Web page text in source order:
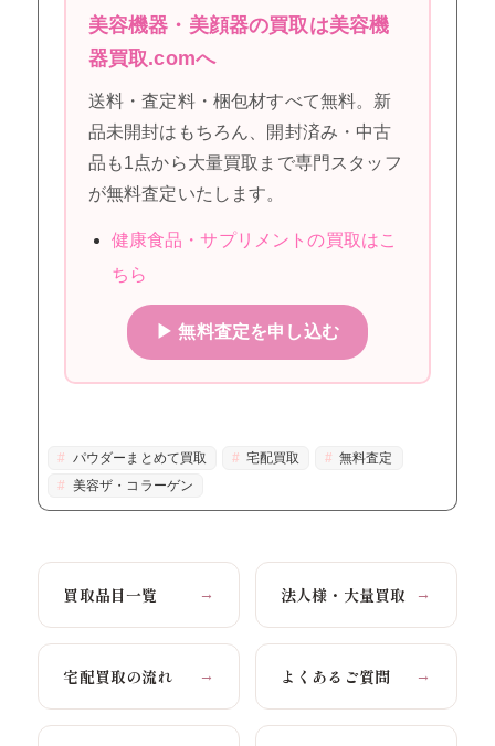
美容機器・美顔器の買取は美容機
器買取.comへ
送料・査定料・梱包材すべて無料。新
品未開封はもちろん、開封済み・中古
品も1点から大量買取まで専門スタッフ
が無料査定いたします。
健康食品・サプリメントの買取はこ
ちら
▶ 無料査定を申し込む
パウダーまとめて買取 宅配買取
無料査定
美容ザ・コラーゲン
買取品目一覧 → 法人様・大量買取 →
宅配買取の流れ → よくあるご質問 →